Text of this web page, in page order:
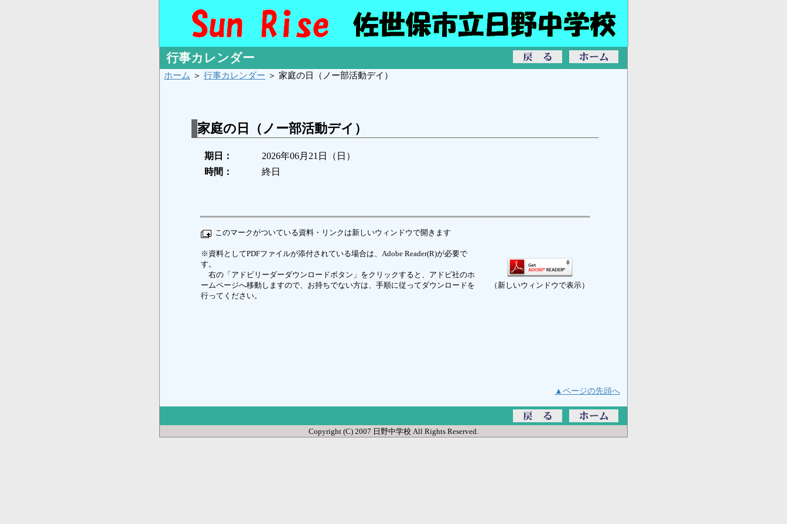
行事カレンダー
ホーム ＞ 行事カレンダー ＞ 家庭の日（ノー部活動デイ）
家庭の日（ノー部活動デイ）
期日：
2026年06月21日（日）
時間：
終日
このマークがついている資料・リンクは新しいウィンドウで開きます
※資料としてPDFファイルが添付されている場合は、Adobe Reader(R)が必要で
す。
右の「アドビリーダーダウンロードボタン」をクリックすると、アドビ社のホ
ームページへ移動しますので、お持ちでない方は、手順に従ってダウンロードを
行ってください。
（新しいウィンドウで表示）
▲ページの先頭へ
Copyright (C) 2007 日野中学校 All Rights Reserved.